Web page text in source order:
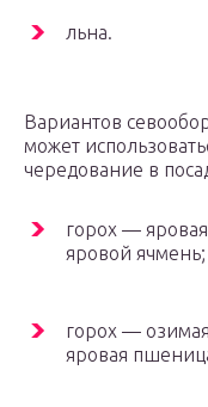
льна.
Вариантов
может
чередование в
горох —
яровой ячмень;
горох —
яровая